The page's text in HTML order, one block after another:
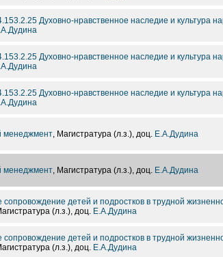
Духовно-нравственное наследие и культура
Духовно-нравственное наследие и культура
Духовно-нравственное наследие и культура
менеджмент, Магистратура (л.з.), доц. Е.А.Дудина
менеджмент, Магистратура (л.з.), доц. Е.А.Дудина
сопровождение детей и подростков в трудной
(л.з.), доц. Е.А.Дудина
сопровождение детей и подростков в трудной
(л.з.), доц. Е.А.Дудина